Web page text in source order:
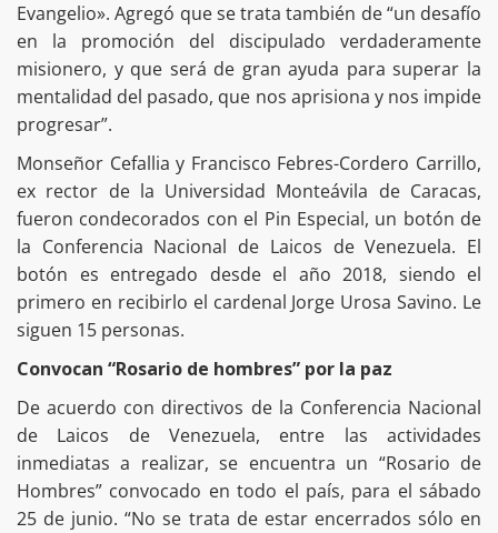
Evangelio». Agregó que se trata también de “un desafío
en la promoción del discipulado verdaderamente
misionero, y que será de gran ayuda para superar la
mentalidad del pasado, que nos aprisiona y nos impide
progresar”.
Monseñor Cefallia y Francisco Febres-Cordero Carrillo,
ex rector de la Universidad Monteávila de Caracas,
fueron condecorados con el Pin Especial, un botón de
la Conferencia Nacional de Laicos de Venezuela. El
botón es entregado desde el año 2018, siendo el
primero en recibirlo el cardenal Jorge Urosa Savino. Le
siguen 15 personas.
Convocan “Rosario de hombres” por la paz
De acuerdo con directivos de la Conferencia Nacional
de Laicos de Venezuela, entre las actividades
inmediatas a realizar, se encuentra un “Rosario de
Hombres” convocado en todo el país, para el sábado
25 de junio. “No se trata de estar encerrados sólo en